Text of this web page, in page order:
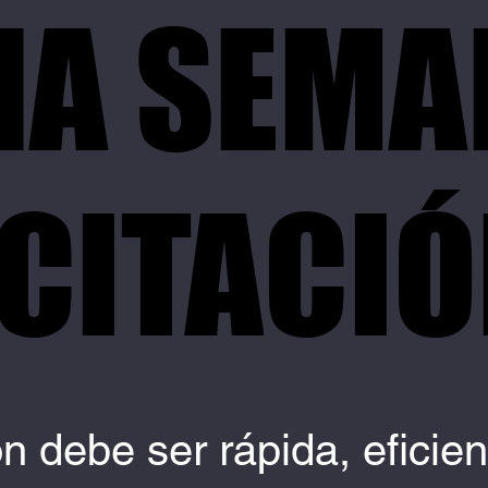
debe ser rápida,